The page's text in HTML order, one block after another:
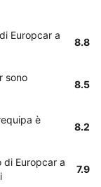
Europcar a
8.8
sono
8.5
è
8.2
di Europcar a
7.9